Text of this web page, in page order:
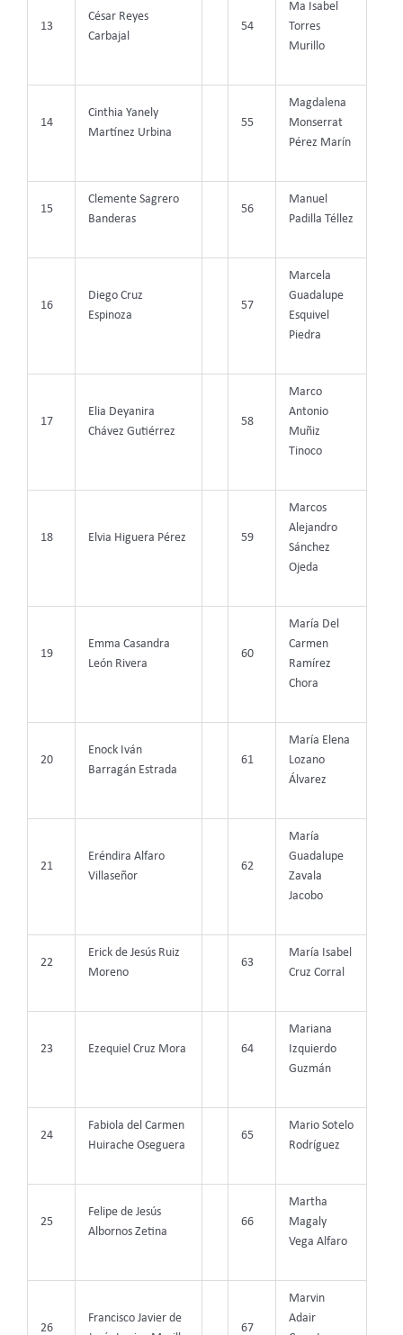
13
César Reyes
Carbajal
54
Ma Isabel
Torres
Murillo
14
Cinthia Yanely
Martínez Urbina
55
Magdalena
Monserrat
Pérez Marín
15
Clemente Sagrero
Banderas
56
Manuel
Padilla Téllez
16
Diego Cruz
Espinoza
57
Marcela
Guadalupe
Esquivel
Piedra
17
Elia Deyanira
Chávez Gutiérrez
58
Marco
Antonio
Muñiz
Tinoco
18 Elvia Higuera Pérez 59
Marcos
Alejandro
Sánchez
Ojeda
19
Emma Casandra
León Rivera
60
María Del
Carmen
Ramírez
Chora
20
Enock Iván
Barragán Estrada
61
María Elena
Lozano
Álvarez
21
Eréndira Alfaro
Villaseñor
62
María
Guadalupe
Zavala
Jacobo
22
Erick de Jesús Ruiz
Moreno
63
María Isabel
Cruz Corral
23 Ezequiel Cruz Mora 64
Mariana
Izquierdo
Guzmán
24
Fabiola del Carmen
Huirache Oseguera
65
Mario Sotelo
Rodríguez
25
Felipe de Jesús
Albornos Zetina
66
Martha
Magaly
Vega Alfaro
26
Francisco Javier de
67
Marvin
Adair